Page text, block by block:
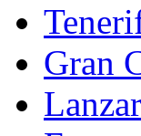
Gran